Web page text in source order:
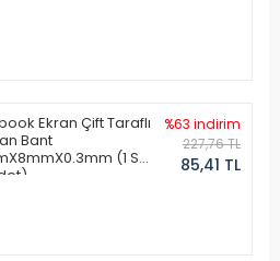
Ekran Çift Taraflı
Bant
(1 Set
%63 indirim
227,76 TL
85,41 TL